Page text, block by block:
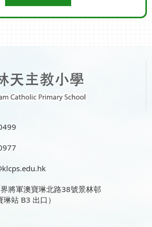
將軍澳寶琳北路38號景林邨
B3 出口）